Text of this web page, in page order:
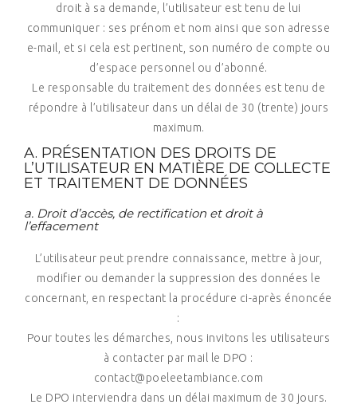
droit à sa demande, l’utilisateur est tenu de lui
communiquer : ses prénom et nom ainsi que son adresse
e-mail, et si cela est pertinent, son numéro de compte ou
d’espace personnel ou d’abonné.
Le responsable du traitement des données est tenu de
répondre à l’utilisateur dans un délai de 30 (trente) jours
maximum.
A. PRÉSENTATION DES DROITS DE
L’UTILISATEUR EN MATIÈRE DE COLLECTE
ET TRAITEMENT DE DONNÉES
a. Droit d’accès, de rectification et droit à
l’effacement
L’utilisateur peut prendre connaissance, mettre à jour,
modifier ou demander la suppression des données le
concernant, en respectant la procédure ci-après énoncée
:
Pour toutes les démarches, nous invitons les utilisateurs
à contacter par mail le DPO :
contact@poeleetambiance.com
Le DPO interviendra dans un délai maximum de 30 jours.